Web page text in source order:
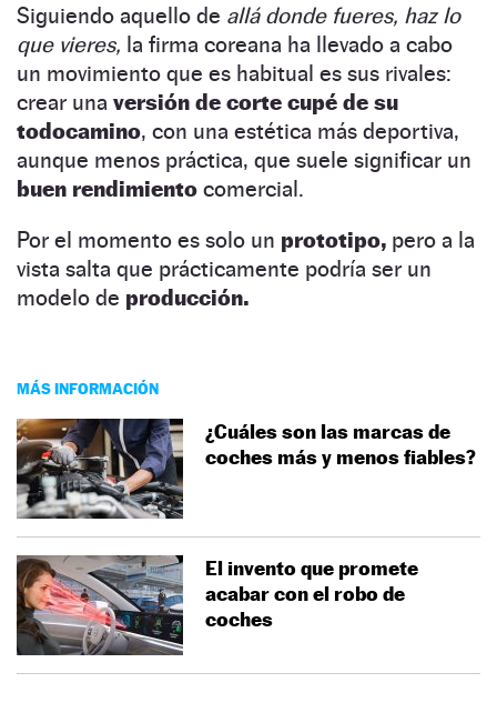
Siguiendo aquello de allá donde fueres, haz lo
que vieres, la firma coreana ha llevado a cabo
un movimiento que es habitual es sus rivales:
crear una versión de corte cupé de su
todocamino, con una estética más deportiva,
aunque menos práctica, que suele significar un
buen rendimiento comercial.
Por el momento es solo un prototipo, pero a la
vista salta que prácticamente podría ser un
modelo de producción.
MÁS INFORMACIÓN
¿Cuáles son las marcas de
coches más y menos fiables?
El invento que promete
acabar con el robo de
coches